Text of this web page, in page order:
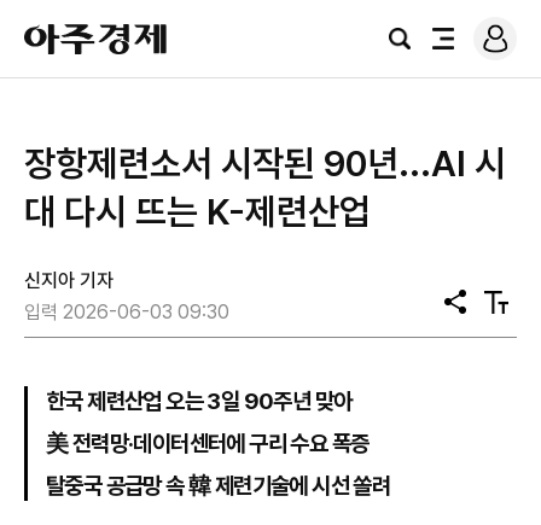
아
주
경
검
전
로
그
장항제련소서 시작된 90년...AI 시
대 다시 뜨는 K-제련산업
신지아 기자
입력 2026-06-03 09:30
공
유
텍
스
한국 제련산업 오는 3일 90주년 맞아
美 전력망·데이터센터에 구리 수요 폭증
탈중국 공급망 속 韓 제련기술에 시선 쏠려